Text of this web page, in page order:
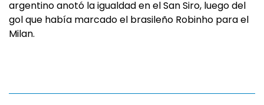
argentino anotó la igualdad en el San Siro, luego del
gol que había marcado el brasileño Robinho para el
Milan.